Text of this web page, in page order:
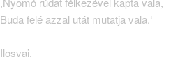
Buda felé azzal utát mutatja vala.‘
Ilosvai.